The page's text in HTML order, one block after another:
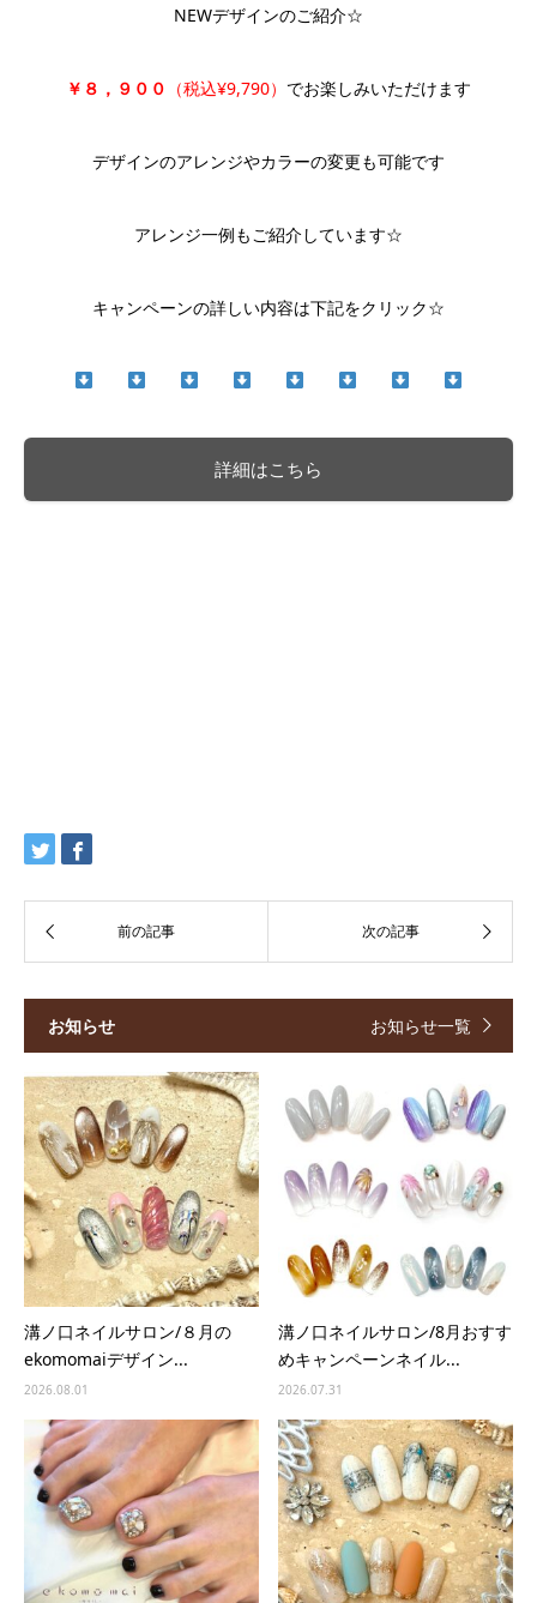
NEWデザインのご紹介☆
￥８，９００ （税込¥9,790） でお楽しみいただけます
デザインのアレンジやカラーの変更も可能です
アレンジ一例もご紹介しています☆
キャンペーンの詳しい内容は下記をクリック☆
詳細はこちら
お知らせ お知らせ一覧
溝ノ口ネイルサロン/８月の
ekomomaiデザイン...
2026.08.01
溝ノ口ネイルサロン/8月おすす
めキャンペーンネイル...
2026.07.31